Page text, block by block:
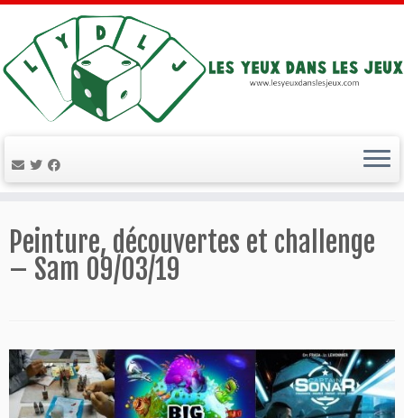
au
contenu
Peinture, découvertes et challenge
– Sam 09/03/19